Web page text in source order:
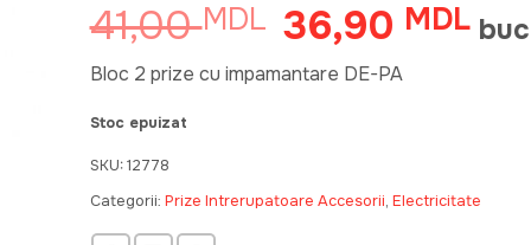
41,00MDL Prețul
inițial
a
36,90 MDL buc
Bloc 2 prize cu impamantare DE-PA
Stoc epuizat
SKU:12778
Categorii: Prize Intrerupatoare Accesorii, Electricitate